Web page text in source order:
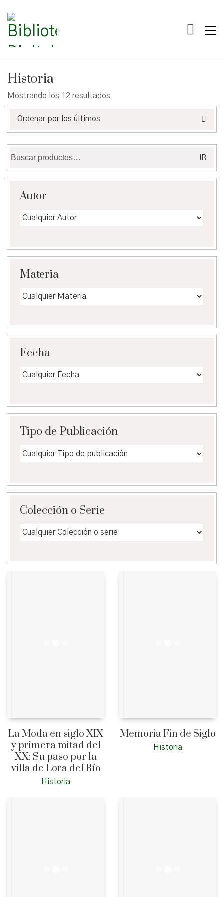
Historia
Mostrando los 12 resultados
por
Ordenar por los últimos
La Moda en siglo XIX
y primera mitad del
XX: Su paso por la
villa de Lora del Río
Historia
Memoria Fin de Siglo
Historia
por:
IR
Autor
Materia
Fecha
Tipo de Publicación
Colección o Serie